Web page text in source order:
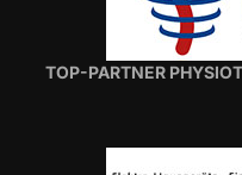
TOP-PARTNER